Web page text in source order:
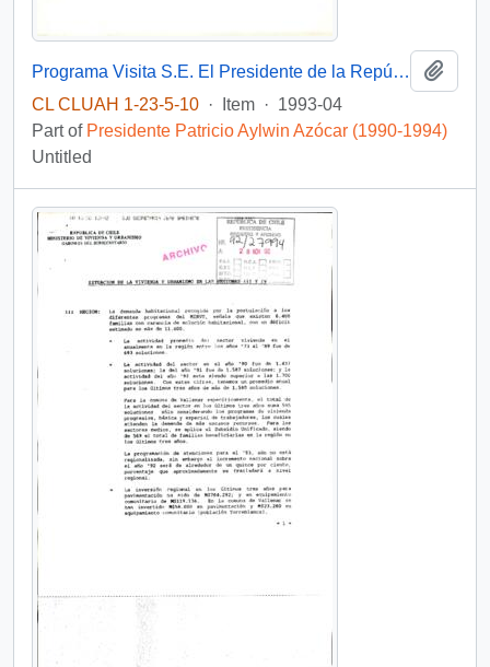
Programa Visita S.E. El Presidente de la República III Región 12 y 13 de Abril 1993
CL CLUAH 1-23-5-10 · Item · 1993-04
Part of Presidente Patricio Aylwin Azócar (1990-1994)
Untitled